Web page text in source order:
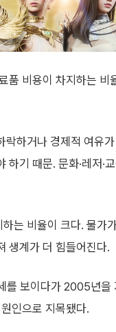
품 비용이 차지하는 비
하거나 경제적 여유
기 때문. 문화·레저·
는 비율이 크다. 물가
생계가 더 힘들어진다.
보이다가 2005년을
인으로 지목됐다.